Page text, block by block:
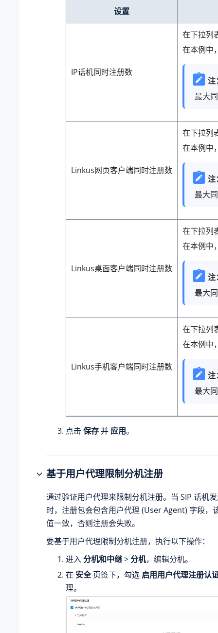
设置
IP话机同时注册数
在下拉列
在本例中
注
最大
Linkus网页客户端同时注册数
在下拉列
在本例中
注
最大
Linkus桌面客户端同时注册数
在下拉列
在本例中
注
最大
Linkus手机客户端同时注册数
在下拉列
在本例中
注
最大
点击 保存并应用。
基于用户代理限制分机注册
通过验证用户代理来限制分机注册。当 SIP 话机
时，注册包会包含用户代理 (User Agent) 字段，
值一致，否则注册会失败。
要基于用户代理限制分机注册，执行以下操作：
进入分机和中继>分机，编辑分机。
在 安全页签下，勾选 启用用户代理注册认
理。